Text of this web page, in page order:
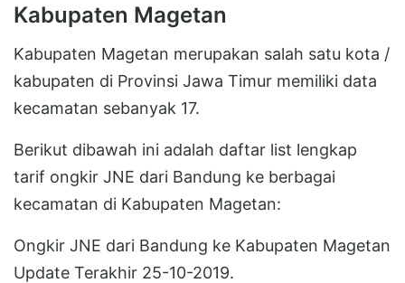
Kabupaten Magetan
Kabupaten Magetan merupakan salah satu kota /
kabupaten di Provinsi Jawa Timur memiliki data
kecamatan sebanyak 17.
Berikut dibawah ini adalah daftar list lengkap
tarif ongkir JNE dari Bandung ke berbagai
kecamatan di Kabupaten Magetan:
Ongkir JNE dari Bandung ke Kabupaten Magetan
Update Terakhir 25-10-2019.